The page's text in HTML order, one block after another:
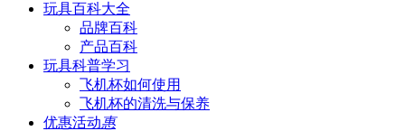
玩具百科大全
品牌百科
产品百科
玩具科普学习
飞机杯如何使用
飞机杯的清洗与保养
优惠活动惠